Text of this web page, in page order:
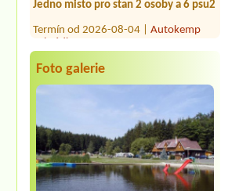
Termín od 2026-08-04 |Autokemp
Chatka pro 3 osoby + pes
Vrchlabí- Vejsplachy
1 KleinBus Camper, 2 Erwachsene 1.
kind
Termín od 2026-08-13 |Chatová
osada Olešná
chatku pro osoby
Foto galerie